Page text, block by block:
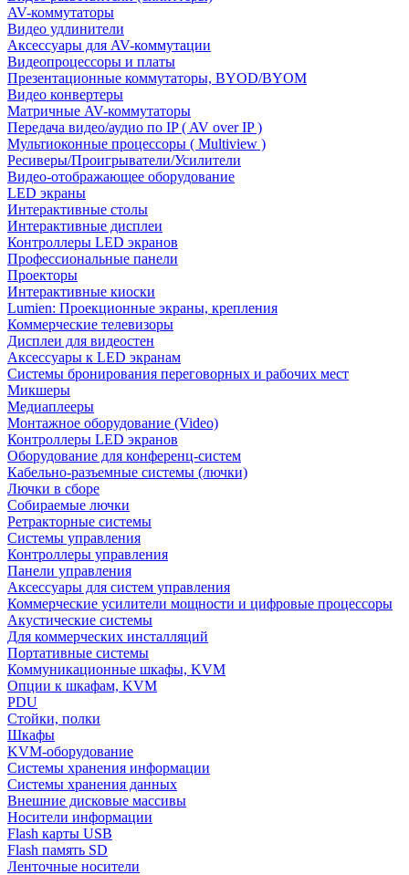
AV-коммутаторы
Видео удлинители
Аксессуары для AV-коммутации
Видеопроцессоры и платы
Презентационные коммутаторы, BYOD/BYOM
Видео конвертеры
Матричные AV-коммутаторы
Передача видео/аудио по IP ( AV over IP )
Мультиоконные процессоры ( Multiview )
Ресиверы/Проигрыватели/Усилители
Видео-отображающее оборудование
LED экраны
Интерактивные столы
Интерактивные дисплеи
Контроллеры LED экранов
Профессиональные панели
Проекторы
Интерактивные киоски
Lumien: Проекционные экраны, крепления
Коммерческие телевизоры
Дисплеи для видеостен
Аксессуары к LED экранам
Системы бронирования переговорных и рабочих мест
Микшеры
Медиаплееры
Монтажное оборудование (Video)
Контроллеры LED экранов
Оборудование для конференц-систем
Кабельно-разъемные системы (лючки)
Лючки в сборе
Собираемые лючки
Ретракторные системы
Системы управления
Контроллеры управления
Панели управления
Аксессуары для систем управления
Коммерческие усилители мощности и цифровые процессоры
Акустические системы
Для коммерческих инсталляций
Портативные системы
Коммуникационные шкафы, KVM
Опции к шкафам, KVM
PDU
Стойки, полки
Шкафы
KVM-оборудование
Системы хранения информации
Системы хранения данных
Внешние дисковые массивы
Носители информации
Flash карты USB
Flash память SD
Ленточные носители